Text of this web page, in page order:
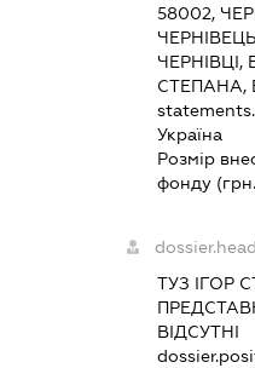
58002,
СТЕПАНА,
Україна
Розмір
фонду
ТУЗ ІГОР
ВІДСУТНІ